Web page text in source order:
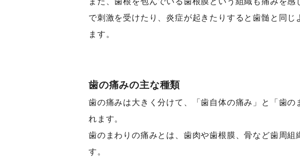
で刺激を受けたり、炎症が起きたりすると歯髄と同じ
ます。
歯の痛みの主な種類
歯の痛みは大きく分けて、「歯自体の痛み」と「歯の
れます。
歯のまわりの痛みとは、歯肉や歯根膜、骨など歯周
す。